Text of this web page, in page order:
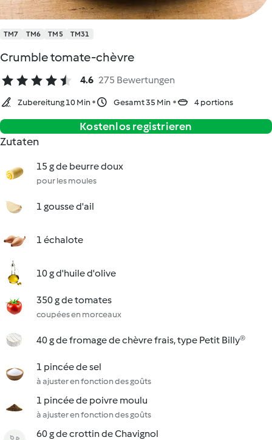
TM7 TM6 TM5 TM31
Crumble tomate-chèvre
4.6 275 Bewertungen
Zubereitung 10 Min Gesamt 35 Min 4 portions
Kostenlos registrieren
Zutaten
15 g de beurre doux
pour les moules
1 gousse d'ail
1 échalote
10 g d'huile d'olive
350 g de tomates
coupées en morceaux
40 g de fromage de chèvre frais, type Petit Billy®
1 pincée de sel
à ajuster en fonction des goûts
1 pincée de poivre moulu
à ajuster en fonction des goûts
60 g de crottin de Chavignol